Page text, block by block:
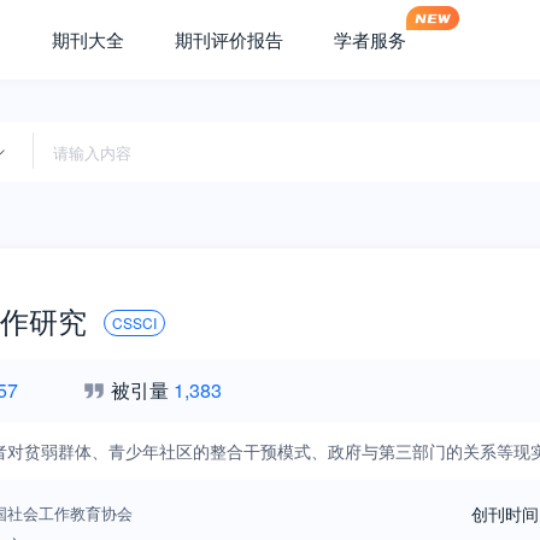
期刊大全 期刊评价报告 学者服务
研究 CSSCI
被引量 1,383
对贫弱群体、青少年社区的整合干预模式、政府与第三部门的关系等现
社会工作教育协会
创刊时